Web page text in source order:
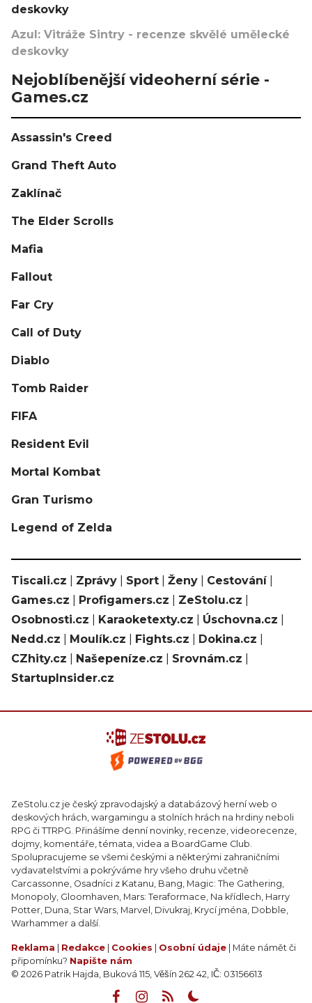
deskovky
Azul: Vitráže Sintry - recenze skvělé umělecké
deskovky
Nejoblíbenější videoherní série -
Games.cz
Assassin's Creed
Grand Theft Auto
Zaklínač
The Elder Scrolls
Mafia
Fallout
Far Cry
Call of Duty
Diablo
Tomb Raider
FIFA
Resident Evil
Mortal Kombat
Gran Turismo
Legend of Zelda
Tiscali.cz Zprávy Sport Ženy Cestování|
Games.cz
Profigamers.cz ZeStolu.cz
Osobnosti.cz
Karaoketexty.cz Úschovna.cz
Nedd.cz
Moulík.cz Fights.cz Dokina.cz
CZhity.cz
Našepeníze.cz Srovnám.cz
StartupInsider.cz
ZeStolu.cz je český zpravodajský a databázový herní web o
deskových hrách, wargamingu a stolních hrách na hrdiny neboli
RPG či TTRPG. Přinášíme denní novinky, recenze, videorecenze,
dojmy, komentáře, témata, videa a BoardGame Club.
Spolupracujeme se všemi českými a některými zahraničními
vydavatelstvími a pokrýváme hry všeho druhu včetně
Carcassonne, Osadníci z Katanu, Bang, Magic: The Gathering,
Monopoly, Gloomhaven, Mars: Teraformace, Na křídlech, Harry
Potter, Duna, Star Wars, Marvel, Divukraj, Krycí jména, Dobble,
Warhammer a další.
Reklama Redakce Cookies Osobní údaje | Máte námět či
připomínku? Napište nám
© 2026 Patrik Hajda, Buková 115, Věšín 262 42, IČ: 03156613